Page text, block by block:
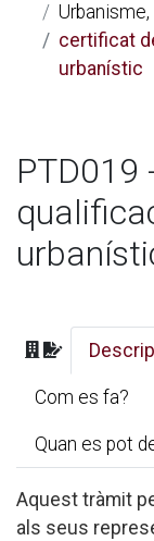
certificat
urbanístic
PTD019
Com es fa?
Quan es pot
Aquest tràmit
als seus